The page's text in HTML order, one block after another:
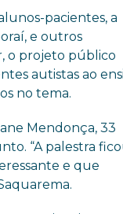
pacientes, a
e outros
o projeto público
autistas ao
no tema.
Mendonça, 33
“A palestra
e que